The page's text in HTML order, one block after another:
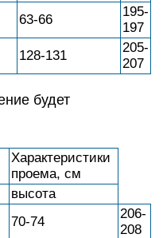
63-66
195-
197
128-131
205-
207
будет
Характеристики
проема, см
высота
70-74
206-
208